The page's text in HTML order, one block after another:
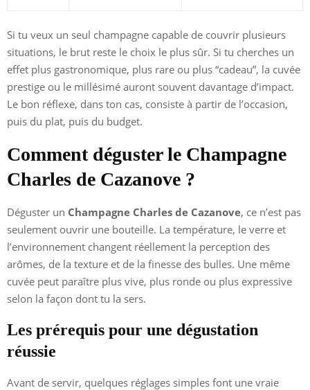
Si tu veux un seul champagne capable de couvrir plusieurs
situations, le brut reste le choix le plus sûr. Si tu cherches un
effet plus gastronomique, plus rare ou plus “cadeau”, la cuvée
prestige ou le millésimé auront souvent davantage d’impact.
Le bon réflexe, dans ton cas, consiste à partir de l’occasion,
puis du plat, puis du budget.
Comment déguster le Champagne
Charles de Cazanove ?
Déguster un Champagne Charles de Cazanove, ce n’est pas
seulement ouvrir une bouteille. La température, le verre et
l’environnement changent réellement la perception des
arômes, de la texture et de la finesse des bulles. Une même
cuvée peut paraître plus vive, plus ronde ou plus expressive
selon la façon dont tu la sers.
Les prérequis pour une dégustation
réussie
Avant de servir, quelques réglages simples font une vraie